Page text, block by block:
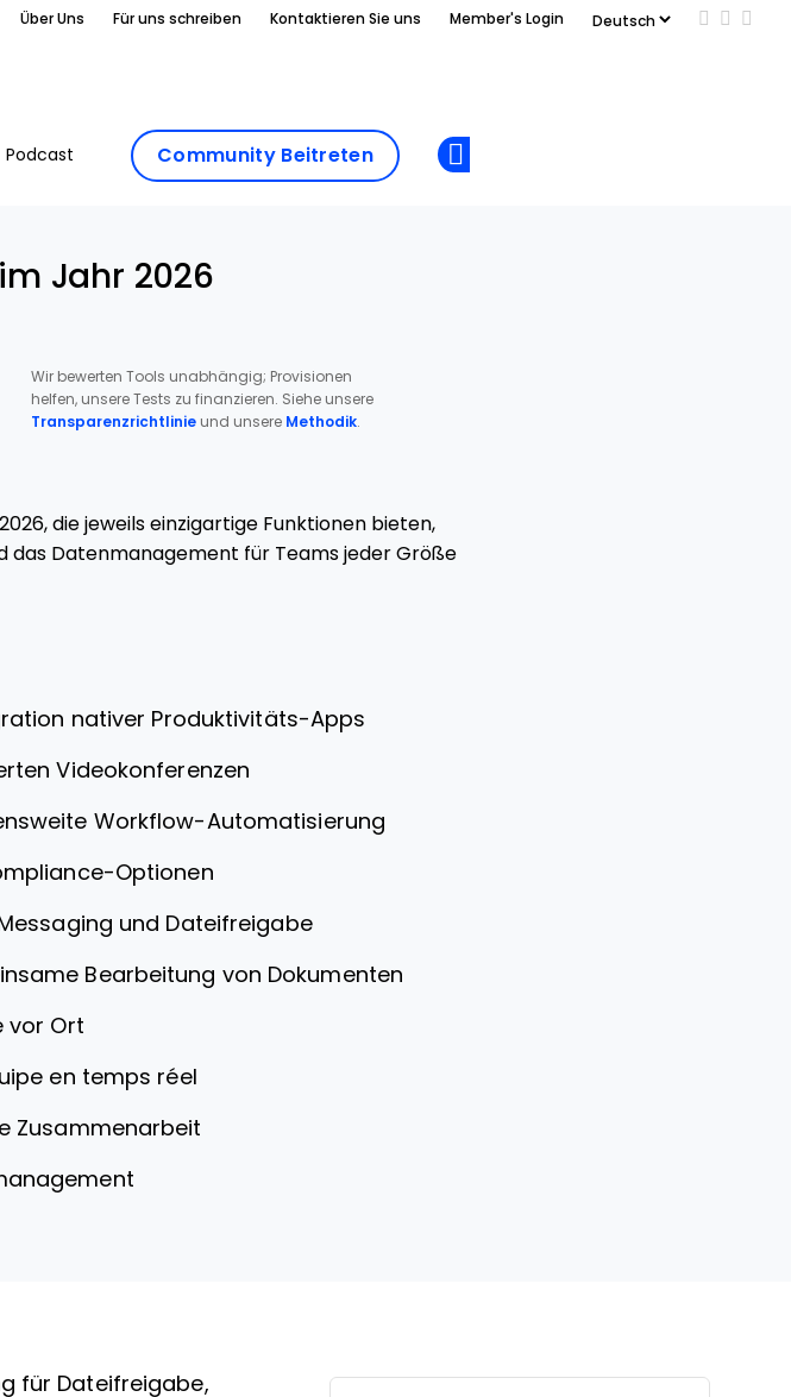
Über Uns Für uns schreiben Kontaktieren Sie uns Member's Login Add us
Follow
Podcast Community Beitreten
Jahr 2026
Wir bewerten Tools unabhängig; Provisionen
helfen, unsere Tests zu finanzieren. Siehe unsere
Transparenzrichtlinieund unsere Methodik.
die jeweils einzigartige Funktionen bieten,
das Datenmanagement für Teams jeder Größe
nativer Produktivitäts-Apps
Videokonferenzen
Workflow-Automatisierung
Optionen
und Dateifreigabe
Bearbeitung von Dokumenten
vor Ort
en temps réel
Zusammenarbeit
für Dateifreigabe,